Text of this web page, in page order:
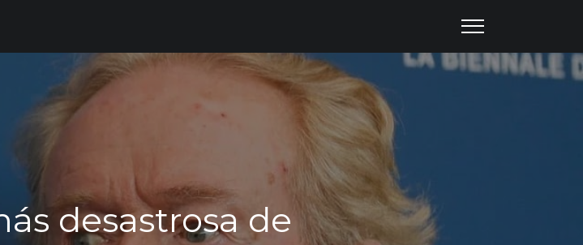
desastrosa de